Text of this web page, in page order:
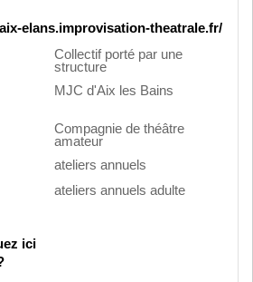
elans.improvisation-theatrale.fr/
Collectif porté par une
structure
MJC d'Aix les Bains
Compagnie de théâtre
amateur
ateliers annuels
ateliers annuels adulte
ici